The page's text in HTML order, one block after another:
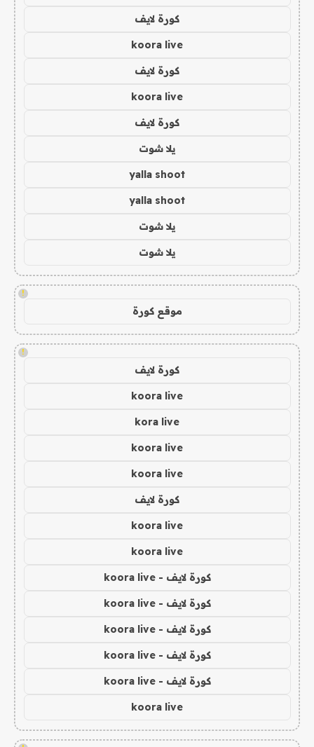
كورة لايف
koora live
كورة لايف
koora live
كورة لايف
يلا شوت
yalla shoot
yalla shoot
يلا شوت
يلا شوت
!
موقع كورة
!
كورة لايف
koora live
kora live
koora live
koora live
كورة لايف
koora live
koora live
كورة لايف - koora live
كورة لايف - koora live
كورة لايف - koora live
كورة لايف - koora live
كورة لايف - koora live
koora live